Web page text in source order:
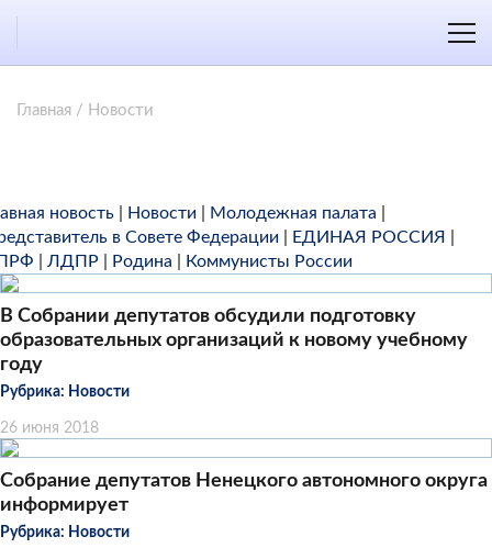
Главная / Новости
новость Новости Молодежная палата
в Совете Федерации
ЕДИНАЯ РОССИЯ
ЛДПР Родина Коммунисты России
В Собрании депутатов обсудили подготовку
образовательных организаций к новому учебному
году
Рубрика: Новости
26 июня 2018
Собрание депутатов Ненецкого автономного округа
информирует
Рубрика: Новости